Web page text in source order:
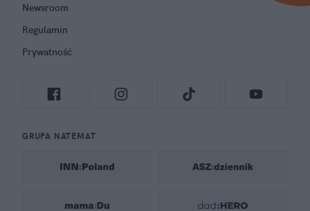
Newsroom
Regulamin
Prywatność
GRUPA NATEMAT